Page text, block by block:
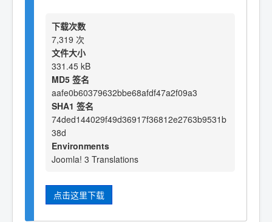
下载次数
7,319 次
文件大小
331.45 kB
MD5 签名
aafe0b60379632bbe68afdf47a2f09a3
SHA1 签名
74ded144029f49d36917f36812e2763b9531b
38d
Environments
Joomla! 3 Translations
点击这里下载